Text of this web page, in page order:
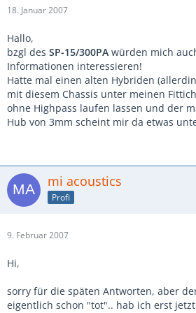
18. Januar 2007
Hallo,
bzgl des SP-15/300PA würden mich
Informationen interessieren!
Hatte mal einen alten Hybriden
mit diesem Chassis unter meinen
ohne Highpass laufen lassen und der
Hub von 3mm scheint mir da etwas
mi acoustics
Profi
9. Februar 2007
Hi,
sorry für die späten Antworten, aber
eigentlich schon "tot".. hab ich erst